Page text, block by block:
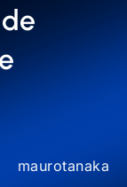
maurotanaka